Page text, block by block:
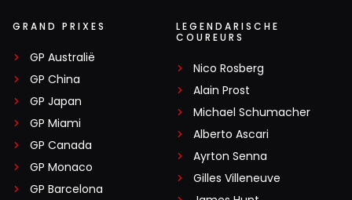
GRAND PRIXES
GP Australië
GP China
GP Japan
GP Miami
GP Canada
GP Monaco
GP Barcelona
LEGENDARISCHE
COUREURS
Nico Rosberg
Alain Prost
Michael Schumacher
Alberto Ascari
Ayrton Senna
Gilles Villeneuve